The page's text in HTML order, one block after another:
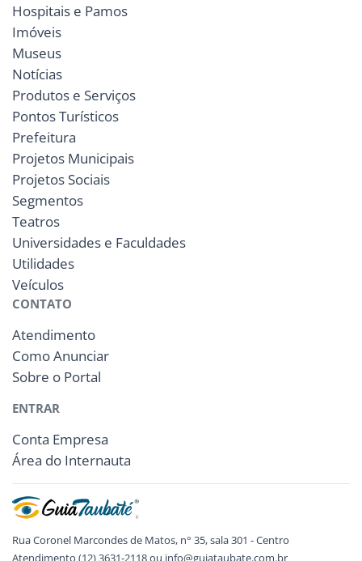
Hospitais e Pamos
Imóveis
Museus
Notícias
Produtos e Serviços
Pontos Turísticos
Prefeitura
Projetos Municipais
Projetos Sociais
Segmentos
Teatros
Universidades e Faculdades
Utilidades
Veículos
CONTATO
Atendimento
Como Anunciar
Sobre o Portal
ENTRAR
Conta Empresa
Área do Internauta
Rua Coronel Marcondes de Matos, n° 35, sala 301 - Centro
Atendimento (12) 3631-2118 ou info@guiataubate.com.br